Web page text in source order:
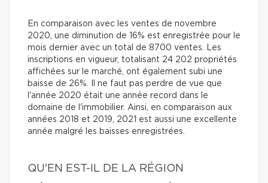
En comparaison avec les ventes de novembre
2020, une diminution de 16% est enregistrée pour le
mois dernier avec un total de 8700 ventes. Les
inscriptions en vigueur, totalisant 24 202 propriétés
affichées sur le marché, ont également subi une
baisse de 26%. Il ne faut pas perdre de vue que
l'année 2020 était une année record dans le
domaine de l'immobilier. Ainsi, en comparaison aux
années 2018 et 2019, 2021 est aussi une excellente
année malgré les baisses enregistrées.
QU'EN EST-IL DE LA RÉGION